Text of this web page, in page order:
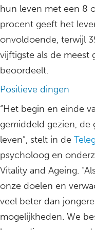
hun leven met een 8
procent geeft het
onvoldoende, terwijl
vijftigste als de meest
beoordeelt.
Positieve dingen
“Het begin en einde
gemiddeld gezien, de
leven”, stelt in de
psycholoog en
Vitality and Ageing.
onze doelen en
veel beter dan
mogelijkheden. We